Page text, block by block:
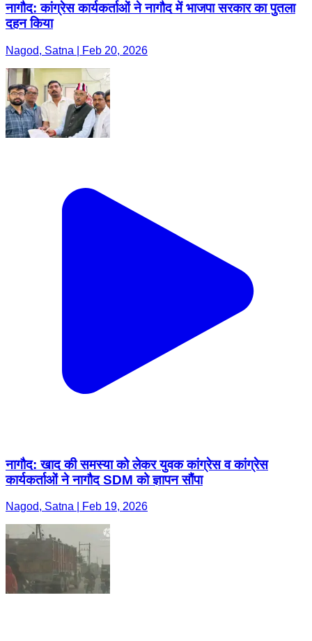
नागौद: कांग्रेस कार्यकर्ताओं ने नागौद में भाजपा सरकार का पुतला
दहन किया
Nagod, Satna | Feb 20, 2026
नागौद: खाद की समस्या को लेकर युवक कांग्रेस व कांग्रेस
कार्यकर्ताओं ने नागौद SDM को ज्ञापन सौंपा
Nagod, Satna | Feb 19, 2026